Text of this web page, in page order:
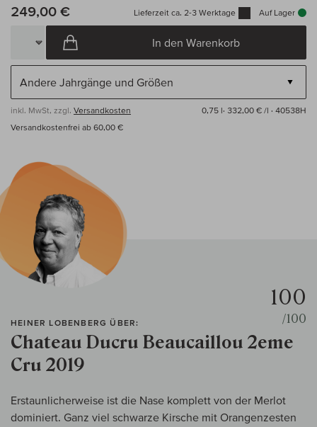
249,00 € Lieferzeit ca. 2-3 Werktage Auf Lager
In den Warenkorb
inkl. MwSt, zzgl. Versandkosten 0,75 l· 332,00 € /l · 40538H
Versandkostenfrei ab 60,00 €
HEINER LOBENBERG ÜBER:
Chateau Ducru Beaucaillou 2eme
Cru 2019
100
/100
Erstaunlicherweise ist die Nase komplett von der Merlot
dominiert. Ganz viel schwarze Kirsche mit Orangenzesten